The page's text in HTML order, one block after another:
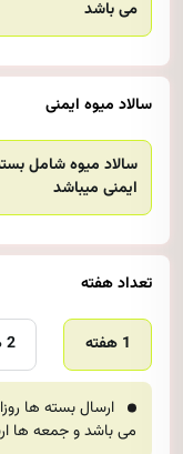
می باشد
سالاد میوه ایمنی
سالاد میوه شامل
ایمنی میباشد
تعداد هفته
1 هفته 2 هفته
می باشد و جمعه ها